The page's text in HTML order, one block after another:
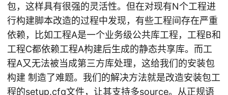
包，这样具有很强的灵活性。但在对现有N个工程进
行构建脚本改造的过程中发现，有些工程间存在严重
依赖，比如工程A是一个业务级公共库工程，工程B和
工程C都依赖工程A构建后生成的静态共享库。而工
程A又无法被当成第三方库处理，这给我们的安装包
构建 制造了难题。我们的解决方法就是改造安装包工
程的setup.cfg文件，让其支持多source。从正规语